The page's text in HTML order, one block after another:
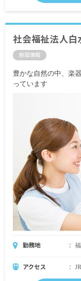
社会福祉法人白
施設情報
豊かな自然の中、楽
っています
勤務地
アクセス